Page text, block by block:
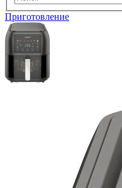
Приготовление